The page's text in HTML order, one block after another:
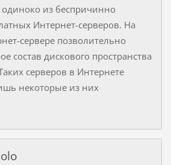
из беспричинно
Интернет-серверов. На
сервере позволительно
состав дискового пространства
серверов в Интернете
некоторые из них